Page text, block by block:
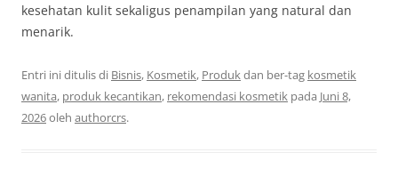
kesehatan kulit sekaligus penampilan yang natural dan
menarik.
Entri ini ditulis di Bisnis, Kosmetik, Produkdan ber-tag kosmetik
wanita, produk kecantikan, rekomendasi kosmetik pada Juni 8,
2026oleh authorcrs.